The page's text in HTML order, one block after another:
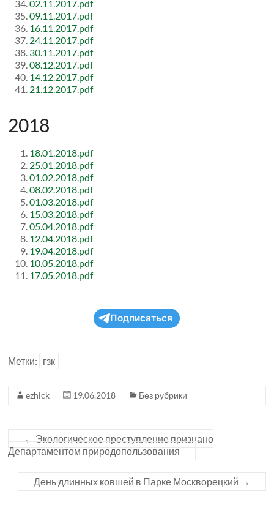
02.11.2017.pdf
09.11.2017.pdf
16.11.2017.pdf
24.11.2017.pdf
30.11.2017.pdf
08.12.2017.pdf
14.12.2017.pdf
21.12.2017.pdf
2018
18.01.2018.pdf
25.01.2018.pdf
01.02.2018.pdf
08.02.2018.pdf
01.03.2018.pdf
15.03.2018.pdf
05.04.2018.pdf
12.04.2018.pdf
19.04.2018.pdf
10.05.2018.pdf
17.05.2018.pdf
Подписаться
Метки: гзк
ezhick 19.06.2018 Без рубрики
← Экологическое преступление признано
Департаментом природопользования
День длинных ковшей в Парке Москворецкий →